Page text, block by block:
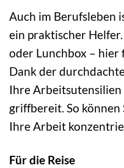
Auch im Berufsleben
ein praktischer
oder Lunchbox – hier
Dank der
Ihre
griffbereit. So können
Ihre Arbeit
Für die Reise